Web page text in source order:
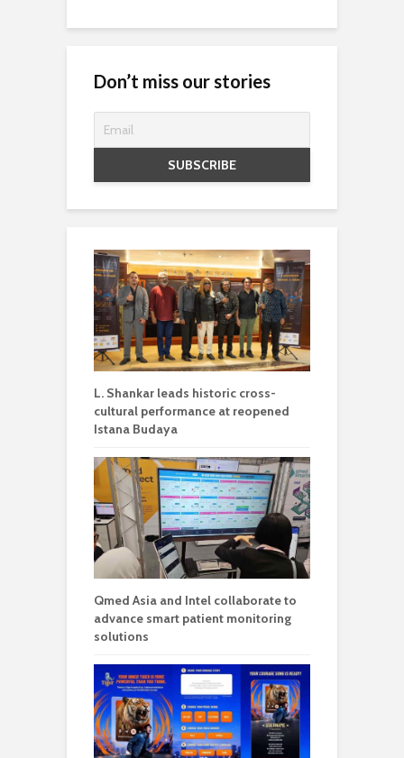
Don’t miss our stories
L. Shankar leads historic cross-
cultural performance at reopened
Istana Budaya
Qmed Asia and Intel collaborate to
advance smart patient monitoring
solutions